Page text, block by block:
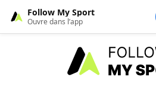
Follow My Sport
Ouvre dans l’app